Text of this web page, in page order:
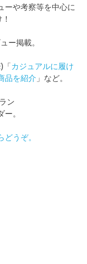
ーや考察等を中心に
ー掲載。
「カジュアルに履け
品を紹介 」など。
ン
。
どうぞ。